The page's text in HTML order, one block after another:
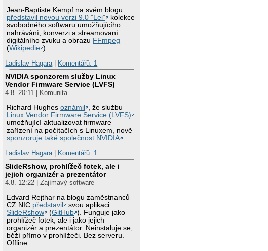
Jean-Baptiste Kempf na svém blogu
představil novou verzi 9.0 "Lei"
kolekce
svobodného softwaru umožňujícího
nahrávání, konverzi a streamovaní
digitálního zvuku a obrazu FFmpeg
(Wikipedie ).
Ladislav Hagara
Komentářů: 1
NVIDIA sponzorem služby Linux
Vendor Firmware Service (LVFS)
4.8. 20:11 | Komunita
Richard Hughesoznámil
, že službu
Linux Vendor Firmware Service (LVFS)
umožňující aktualizovat firmware
zařízení na počítačích s Linuxem, nově
sponzoruje také společnost NVIDIA .
Ladislav Hagara | Komentářů: 1
SlideRshow, prohlížeč fotek, ale i
jejich organizér a prezentátor
4.8. 12:22 | Zajímavý software
Edvard Rejthar na blogu zaměstnanců
CZ.NIC představil
svou aplikaci
SlideRshow
(GitHub ). Funguje jako
prohlížeč fotek, ale i jako jejich
organizér a prezentátor. Neinstaluje se,
běží přímo v prohlížeči. Bez serveru.
Offline.